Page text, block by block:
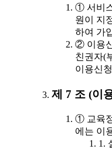
① 서비
원이 지
하여 가
② 이용
친권자(
이용신
제 7 조 (이
① 교육
에는 이
1.